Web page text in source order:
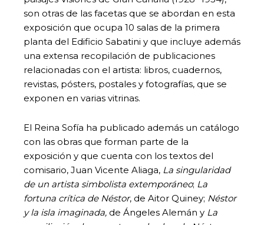
son otras de las facetas que se abordan en esta
exposición que ocupa 10 salas de la primera
planta del Edificio Sabatini y que incluye además
una extensa recopilación de publicaciones
relacionadas con el artista: libros, cuadernos,
revistas, pósters, postales y fotografías, que se
exponen en varias vitrinas.
El Reina Sofía ha publicado además un catálogo
con las obras que forman parte de la
exposición y que cuenta con los textos del
comisario, Juan Vicente Aliaga, La singularidad
de un artista simbolista extemporáneo; La
fortuna crítica de Néstor, de Aitor Quiney; Néstor
y la isla imaginada, de Ángeles Alemán y La